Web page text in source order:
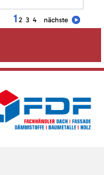
1 2 3 4 nächste